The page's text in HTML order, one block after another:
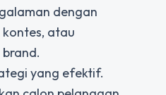
dengan
atau
yang efektif.